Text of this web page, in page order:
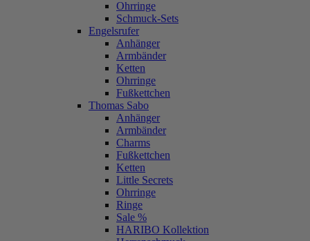
Ohrringe
Schmuck-Sets
Engelsrufer
Anhänger
Armbänder
Ketten
Ohrringe
Fußkettchen
Thomas Sabo
Anhänger
Armbänder
Charms
Fußkettchen
Ketten
Little Secrets
Ohrringe
Ringe
Sale %
HARIBO Kollektion